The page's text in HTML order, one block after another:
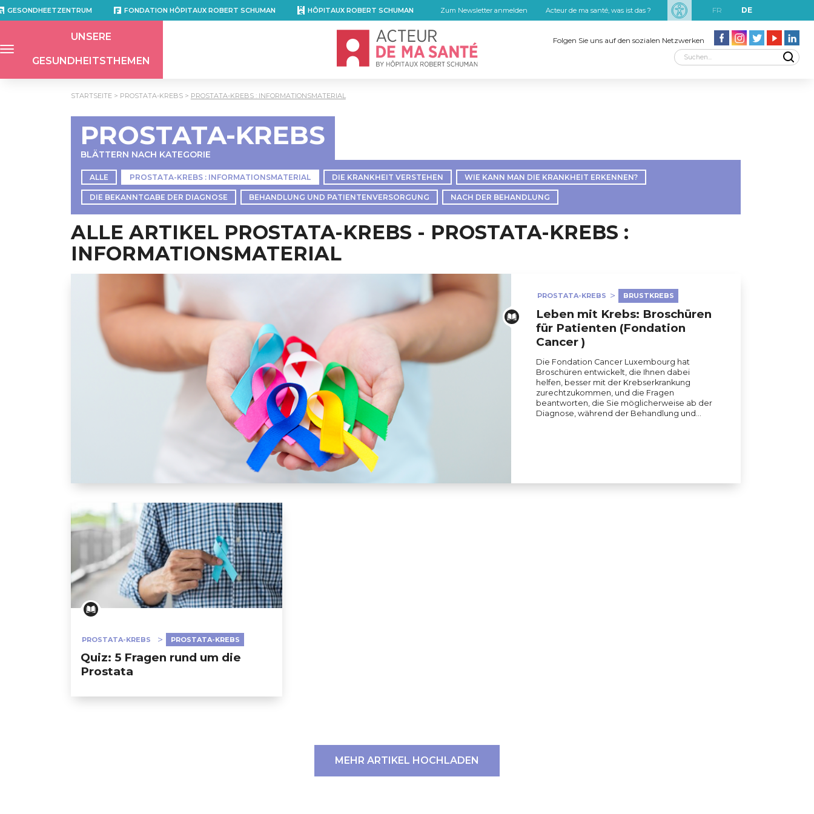
GESONDHEETZENTRUM FONDATION HÔPITAUX ROBERT SCHUMAN HÔPITAUX ROBERT SCHUMAN Zum Newsletter anmelden Acteur de ma santé, was ist das ? FR DE
UNSERE
GESUNDHEITSTHEMEN
Accueil - Acteur de ma santé, by HôpitauxRobert SchumanFolgen Sie uns auf den sozialen Netzwerken
STARTSEITE PROSTATA-KREBS PROSTATA-KREBS : INFORMATIONSMATERIAL
PROSTATA-KREBS
BLÄTTERN NACH KATEGORIE
ALLE PROSTATA-KREBS : INFORMATIONSMATERIAL DIE KRANKHEIT VERSTEHEN WIE KANN MAN DIE KRANKHEIT ERKENNEN?
DIE BEKANNTGABE DER DIAGNOSE BEHANDLUNG UND PATIENTENVERSORGUNG NACH DER BEHANDLUNG
ALLE ARTIKEL PROSTATA-KREBS - PROSTATA-KREBS :
INFORMATIONSMATERIAL
PROSTATA-KREBS BRUSTKREBS
Leben mit Krebs: Broschüren
für Patienten (Fondation
Cancer )
Die Fondation Cancer Luxembourg hat
Broschüren entwickelt, die Ihnen dabei
helfen, besser mit der Krebserkrankung
zurechtzukommen, und die Fragen
beantworten, die Sie möglicherweise ab der
Diagnose, während der Behandlung und…
PROSTATA-KREBS PROSTATA-KREBS
Quiz: 5 Fragen rund um die
Prostata
MEHR ARTIKEL HOCHLADEN